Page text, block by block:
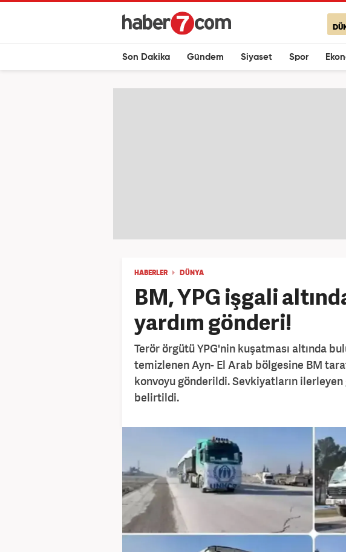
Son Dakika Gündem Siyaset Spor
HABERLER DÜNYA
BM, YPG işgali
yardım gönderi!
Terör örgütü YPG'nin kuşatması altında
temizlenen Ayn- El Arab bölgesine BM
konvoyu gönderildi. Sevkiyatların
belirtildi.